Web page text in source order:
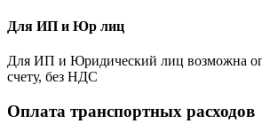
Для ИП и Юр лиц
Для ИП и Юридический лиц возможна
счету, без НДС
Оплата транспортных расходов